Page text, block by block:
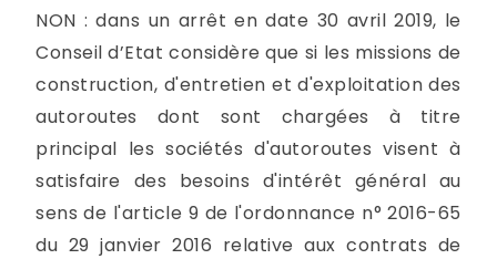
NON : dans un arrêt en date 30 avril 2019, le
Conseil d’Etat considère que si les missions de
construction, d'entretien et d'exploitation des
autoroutes dont sont chargées à titre
principal les sociétés d'autoroutes visent à
satisfaire des besoins d'intérêt général au
sens de l'article 9 de l'ordonnance n° 2016-65
du 29 janvier 2016 relative aux contrats de